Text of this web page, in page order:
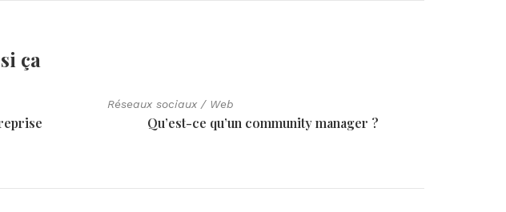
ça
Réseaux sociaux / Web
Qu’est-ce qu’un community manager ?